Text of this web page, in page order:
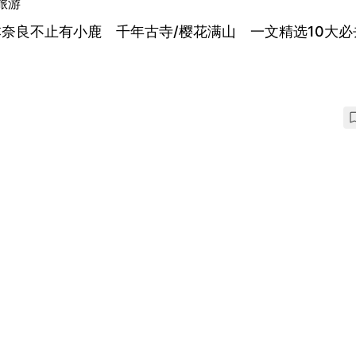
良不止有小鹿 千年古寺/樱花满山 一文精选10大必